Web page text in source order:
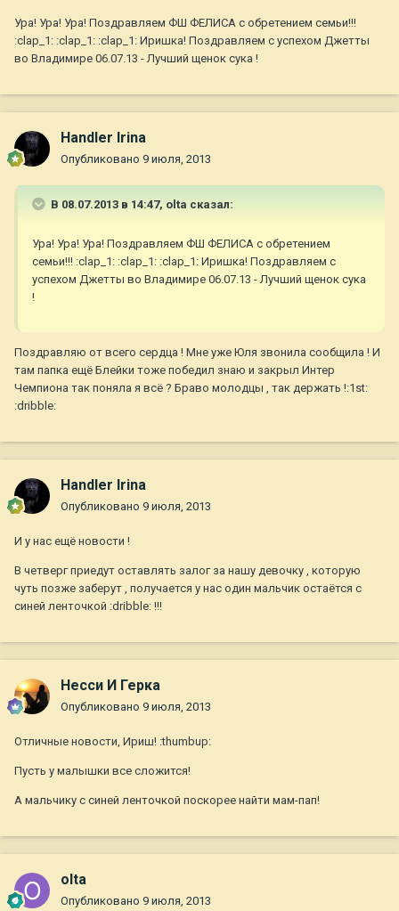
Ура! Ура! Ура! Поздравляем ФШ ФЕЛИСА с обретением семьи!!!
:clap_1: :clap_1: :clap_1: Иришка! Поздравляем с успехом Джетты
во Владимире 06.07.13 - Лучший щенок сука !
Handler Irina
Опубликовано 9 июля, 2013
В 08.07.2013 в 14:47, olta сказал:
Ура! Ура! Ура! Поздравляем ФШ ФЕЛИСА с обретением
семьи!!! :clap_1: :clap_1: :clap_1: Иришка! Поздравляем с
успехом Джетты во Владимире 06.07.13 - Лучший щенок сука
!
Поздравляю от всего сердца ! Мне уже Юля звонила сообщила ! И
там папка ещё Блейки тоже победил знаю и закрыл Интер
Чемпиона так поняла я всё ? Браво молодцы , так держать !:1st:
:dribble:
Handler Irina
Опубликовано 9 июля, 2013
И у нас ещё новости !
В четверг приедут оставлять залог за нашу девочку , которую
чуть позже заберут , получается у нас один мальчик остаётся с
синей ленточкой :dribble: !!!
Несси И Герка
Опубликовано 9 июля, 2013
Отличные новости, Ириш! :thumbup:
Пусть у малышки все сложится!
А мальчику с синей ленточкой поскорее найти мам-пап!
olta
Опубликовано 9 июля, 2013